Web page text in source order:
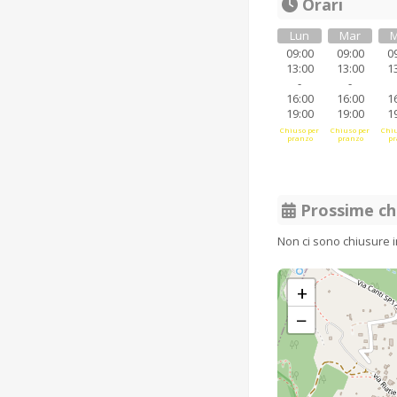
Orari
Lun
09:00
13:00
-
16:00
19:00
Chiuso per
pranzo
Mar
09:00
13:00
-
16:00
19:00
Chiuso per
pranzo
Prossime
Non ci sono chiusure
+
−